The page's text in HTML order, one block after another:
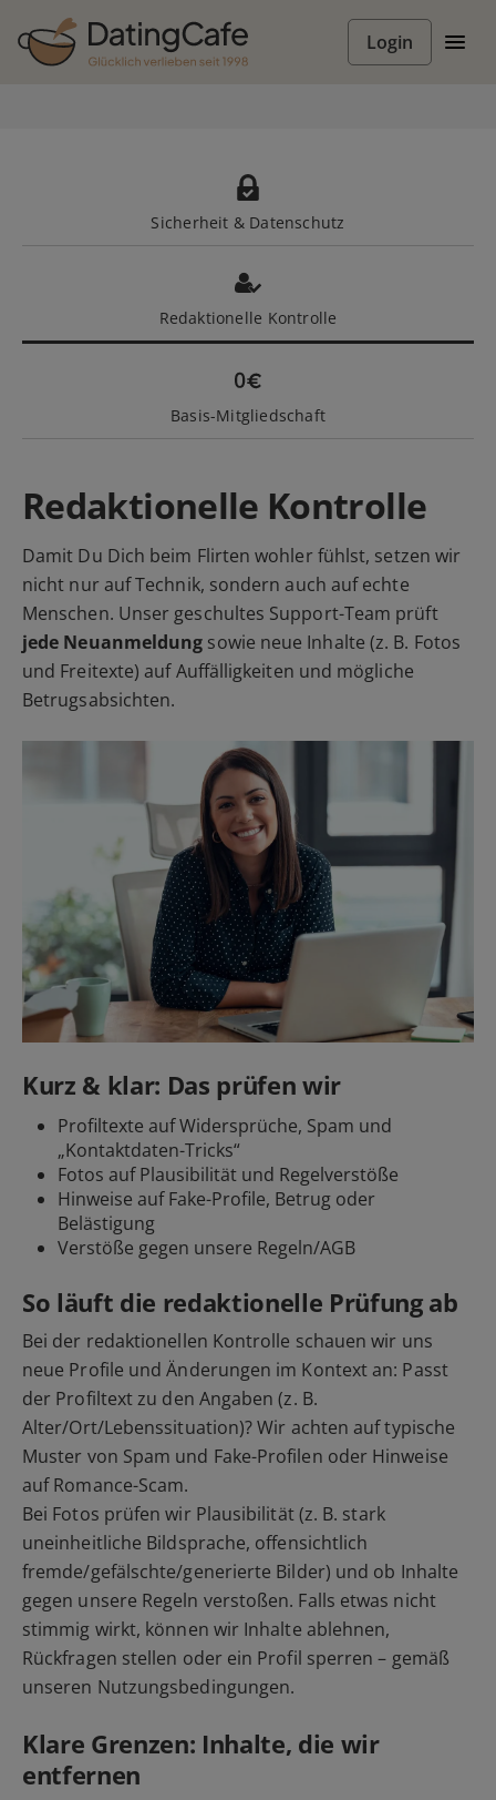
Login
Sicherheit & Datenschutz
Redaktionelle Kontrolle
Basis-Mitgliedschaft
Redaktionelle Kontrolle
Damit Du Dich beim Flirten wohler fühlst, setzen wir
nicht nur auf Technik, sondern auch auf echte
Menschen. Unser geschultes Support-Team prüft
jede Neuanmeldung sowie neue Inhalte (z. B. Fotos
und Freitexte) auf Auffälligkeiten und mögliche
Betrugsabsichten.
Kurz & klar: Das prüfen wir
Profiltexte auf Widersprüche, Spam und
„Kontaktdaten-Tricks“
Fotos auf Plausibilität und Regelverstöße
Hinweise auf Fake-Profile, Betrug oder
Belästigung
Verstöße gegen unsere Regeln/AGB
So läuft die redaktionelle Prüfung ab
Bei der redaktionellen Kontrolle schauen wir uns
neue Profile und Änderungen im Kontext an: Passt
der Profiltext zu den Angaben (z. B.
Alter/Ort/Lebenssituation)? Wir achten auf typische
Muster von Spam und Fake-Profilen oder Hinweise
auf Romance-Scam.
Bei Fotos prüfen wir Plausibilität (z. B. stark
uneinheitliche Bildsprache, offensichtlich
fremde/gefälschte/generierte Bilder) und ob Inhalte
gegen unsere Regeln verstoßen. Falls etwas nicht
stimmig wirkt, können wir Inhalte ablehnen,
Rückfragen stellen oder ein Profil sperren – gemäß
unseren Nutzungsbedingungen.
Klare Grenzen: Inhalte, die wir
entfernen